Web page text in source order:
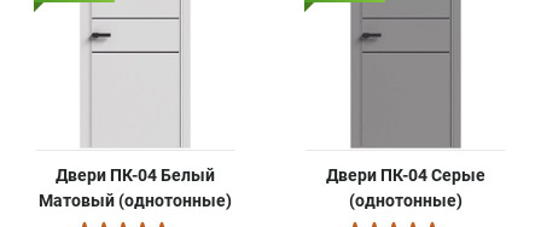
Двери ПК-04 Белый
Матовый (однотонные)
Двери ПК-04 Серые
(однотонные)